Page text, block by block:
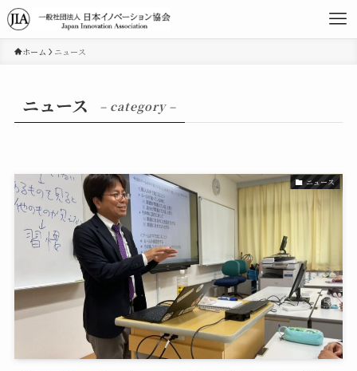
ホーム ニュース
ニュース – category –
ニュース